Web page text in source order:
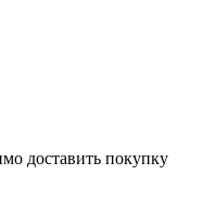
доставить покупку